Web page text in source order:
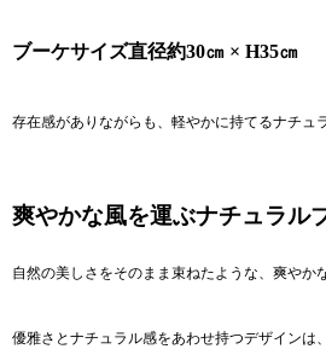
ブーケサイズ直径約30㎝ × H35㎝
存在感がありながらも、軽やかに持てるナチュ
爽やかな風を運ぶナチュラル
自然の美しさをそのまま束ねたような、爽やか
優雅さとナチュラル感をあわせ持つデザインは